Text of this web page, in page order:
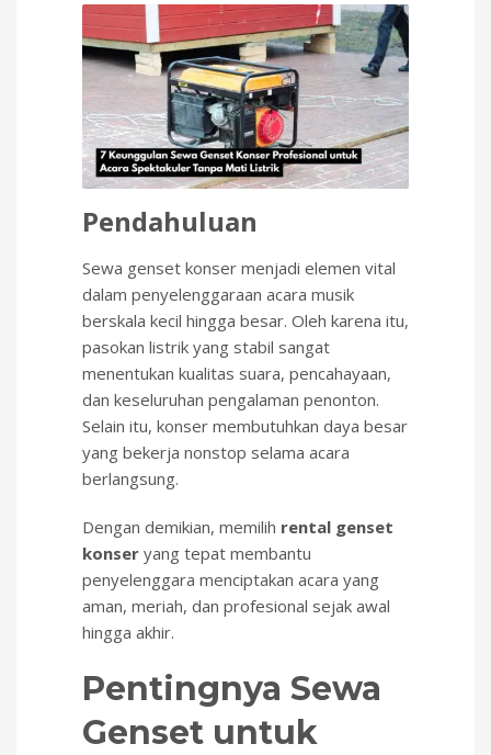
Pendahuluan
Sewa genset konser menjadi elemen vital
dalam penyelenggaraan acara musik
berskala kecil hingga besar. Oleh karena itu,
pasokan listrik yang stabil sangat
menentukan kualitas suara, pencahayaan,
dan keseluruhan pengalaman penonton.
Selain itu, konser membutuhkan daya besar
yang bekerja nonstop selama acara
berlangsung.
Dengan demikian, memilih rental genset
konser yang tepat membantu
penyelenggara menciptakan acara yang
aman, meriah, dan profesional sejak awal
hingga akhir.
Pentingnya Sewa
Genset untuk